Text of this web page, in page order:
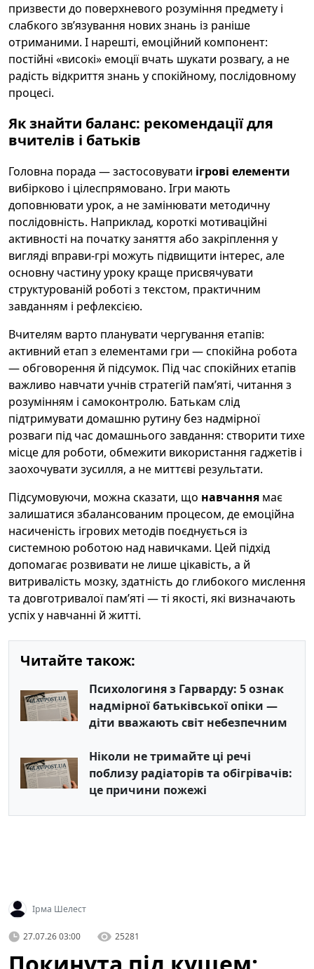
призвести до поверхневого розуміння предмету і
слабкого зв’язування нових знань із раніше
отриманими. І нарешті, емоційний компонент:
постійні «високі» емоції вчать шукати розвагу, а не
радість відкриття знань у спокійному, послідовному
процесі.
Як знайти баланс: рекомендації для
вчителів і батьків
Головна порада — застосовувати ігрові елементи
вибірково і цілеспрямовано. Ігри мають
доповнювати урок, а не замінювати методичну
послідовність. Наприклад, короткі мотиваційні
активності на початку заняття або закріплення у
вигляді вправи-грі можуть підвищити інтерес, але
основну частину уроку краще присвячувати
структурованій роботі з текстом, практичним
завданням і рефлексією.
Вчителям варто планувати чергування етапів:
активний етап з елементами гри — спокійна робота
— обговорення й підсумок. Під час спокійних етапів
важливо навчати учнів стратегій пам’яті, читання з
розумінням і самоконтролю. Батькам слід
підтримувати домашню рутину без надмірної
розваги під час домашнього завдання: створити тихе
місце для роботи, обмежити використання гаджетів і
заохочувати зусилля, а не миттєві результати.
Підсумовуючи, можна сказати, що навчання має
залишатися збалансованим процесом, де емоційна
насиченість ігрових методів поєднується із
системною роботою над навичками. Цей підхід
допомагає розвивати не лише цікавість, а й
витривалість мозку, здатність до глибокого мислення
та довготривалої пам’яті — ті якості, які визначають
успіх у навчанні й житті.
Читайте також:
Психологиня з Гарварду: 5 ознак
надмірної батьківської опіки —
діти вважають світ небезпечним
Ніколи не тримайте ці речі
поблизу радіаторів та обігрівачів:
це причини пожежі
Ірма Шелест
27.07.26 03:00 25281